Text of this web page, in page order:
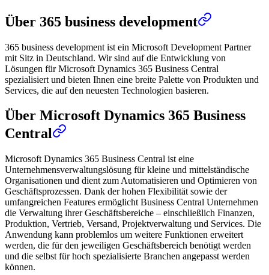
Über 365 business development
365 business development ist ein Microsoft Development Partner
mit Sitz in Deutschland. Wir sind auf die Entwicklung von
Lösungen für Microsoft Dynamics 365 Business Central
spezialisiert und bieten Ihnen eine breite Palette von Produkten und
Services, die auf den neuesten Technologien basieren.
Über Microsoft Dynamics 365 Business
Central
Microsoft Dynamics 365 Business Central ist eine
Unternehmensverwaltungslösung für kleine und mittelständische
Organisationen und dient zum Automatisieren und Optimieren von
Geschäftsprozessen. Dank der hohen Flexibilität sowie der
umfangreichen Features ermöglicht Business Central Unternehmen
die Verwaltung ihrer Geschäftsbereiche – einschließlich Finanzen,
Produktion, Vertrieb, Versand, Projektverwaltung und Services. Die
Anwendung kann problemlos um weitere Funktionen erweitert
werden, die für den jeweiligen Geschäftsbereich benötigt werden
und die selbst für hoch spezialisierte Branchen angepasst werden
können.